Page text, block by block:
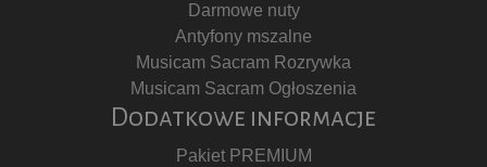
Darmowe nuty
Antyfony mszalne
Musicam Sacram Rozrywka
Musicam Sacram Ogłoszenia
Dodatkowe informacje
Pakiet PREMIUM